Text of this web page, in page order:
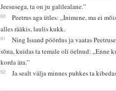
Jeesusega, ta on ju galilealane.”
60
Peetrus aga ütles: „Inimene, ma ei
alles rääkis, laulis kukk.
61
Ning Issand pöördus ja vaatas
sõna, kuidas ta temale oli öelnud: „Enne
korda ära.”
62 Ja sealt välja minnes puhkes ta